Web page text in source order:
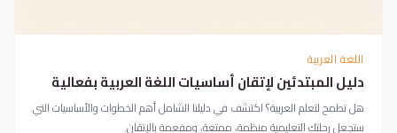
اللغة العربية
دليل المبتدئين لإتقان أساسيات اللغة العربية بفعالية
هل تطمح لتعلم العربية؟ اكتشف في دليلنا الشامل أهم الخطوات والأساسيات التي
ستجعل رحلتك التعليمية منظمة، ممتعة، ومفعمة بالإتقان.